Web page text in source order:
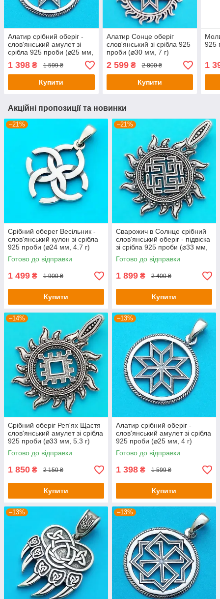
Алатир срібний оберіг -
слов'янський амулет зі
срібла 925 проби (⌀25 мм,
4 г)
1 398 ₴ 1 599 ₴
Купити
Алатир Сонце оберіг
слов'янський зі срібла 925
проби (⌀30 мм, 7 г)
2 599₴ 2 800 ₴
Купити
925
1
Акційні пропозиції та новинки
–21%
Срібний оберег Весільник -
слов'янський кулон зі срібла
925 проби (⌀24 мм, 4.7 г)
Готово до відправки
1 499 ₴ 1 900 ₴
Купити
–21%
Сварожич в Солнце срібний
слов'янський оберіг - підвіска
зі срібла 925 проби (⌀33 мм,
6 г)
Готово до відправки
1 899 ₴ 2 400 ₴
Купити
–14%
Срібний оберіг Реп'ях Щастя
слов'янський амулет зі срібла
925 проби (⌀33 мм, 5.3 г)
Готово до відправки
1 850 ₴ 2 150 ₴
Купити
–13%
Алатир срібний оберіг -
слов'янський амулет зі срібла
925 проби (⌀25 мм, 4 г)
Готово до відправки
1 398 ₴ 1 599 ₴
Купити
–13% –13%